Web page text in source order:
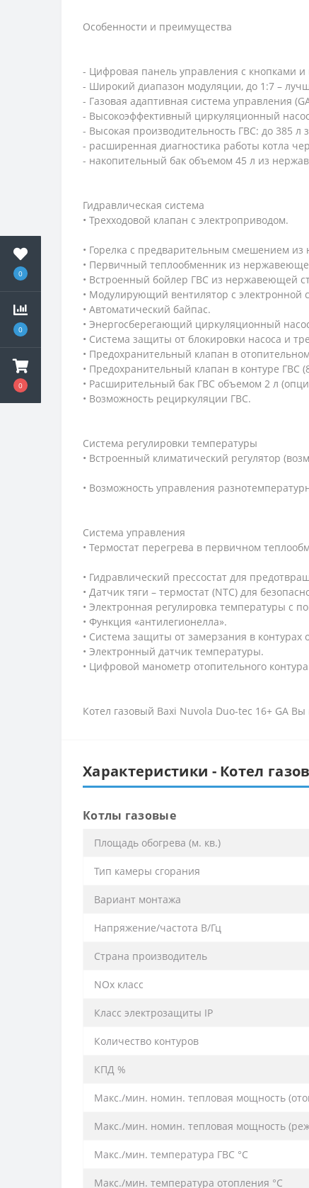
0
0
0
Особенности и преимущества
- Цифровая панель управления с кнопками
- Широкий диапазон модуляции, до 1:7 –
- Газовая адаптивная система управления
- Высокоэффективный циркуляционный
- Высокая производительность ГВС: до 385 л
- расширенная диагностика работы котла
- накопительный бак объемом 45 л из
Гидравлическая система
• Трехходовой клапан с электроприводом.
• Горелка с предварительным смешением
• Первичный теплообменник из
• Встроенный бойлер ГВС из нержавеющей
• Модулирующий вентилятор с электронной
• Автоматический байпас.
• Энергосберегающий циркуляционный
• Система защиты от блокировки насоса и
• Предохранительный клапан в
• Предохранительный клапан в контуре ГВС
• Расширительный бак ГВС объемом 2 л
• Возможность рециркуляции ГВС.
Система регулировки температуры
• Встроенный климатический регулятор
• Возможность управления
Система управления
• Термостат перегрева в первичном
• Гидравлический прессостат для
• Датчик тяги – термостат (NTC) для
• Электронная регулировка температуры с
• Функция «антилегионелла».
• Система защиты от замерзания в контурах
• Электронный датчик температуры.
• Цифровой манометр отопительного
Котел газовый Baxi Nuvola Duo-tec 16+ GA
Характеристики - Котел
Котлы газовые
Площадь обогрева (м. кв.)
Тип камеры сгорания
Вариант монтажа
Напряжение/частота В/Гц
Страна производитель
NOx класс
Класс электрозащиты IP
Количество контуров
КПД %
Макс./мин. номин. тепловая мощность
Макс./мин. номин. тепловая мощность
Макс./мин. температура ГВС °C
Макс./мин. температура отопления °C